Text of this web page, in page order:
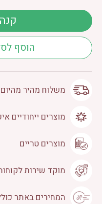
הוסף
משלוח מהיר
מוצרים ייחודיים
מוצרים טריים
מוקד שירות לקוחות
המחירים באתר